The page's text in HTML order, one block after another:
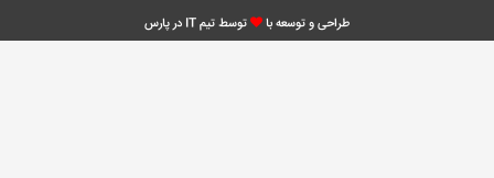
طراحی و توسعه با توسط تیم IT در پارس